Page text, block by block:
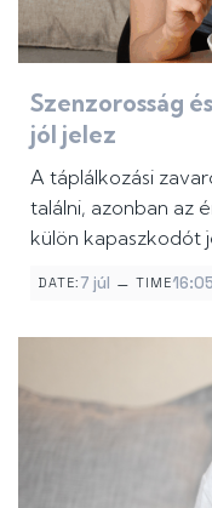
Szenzorosság
jól jelez
A táplálkozási
találni, azonban az
külön kapaszkodót
DATE: 7 júl – TIME16:05